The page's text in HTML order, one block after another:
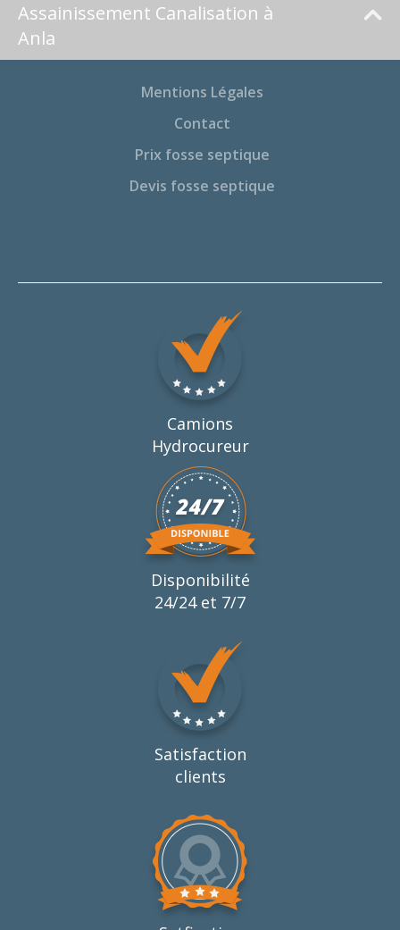
Assainissement Canalisation à
Anla
Mentions Légales
Contact
Prix fosse septique
Devis fosse septique
Camions
Hydrocureur
Disponibilité
24/24 et 7/7
Satisfaction
clients